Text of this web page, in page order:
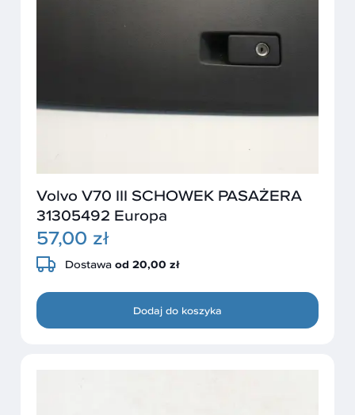
Volvo V70 III SCHOWEK PASAŻERA
31305492 Europa
57,00 zł
Dostawa od 20,00 zł
Dodaj do koszyka